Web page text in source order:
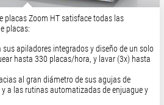
placas Zoom HT satisface todas las
placas:
apiladores integrados y diseño de un solo
hasta 330 placas/hora, y lavar (3x) hasta
al gran diámetro de sus agujas de
a las rutinas automatizadas de enjuague y